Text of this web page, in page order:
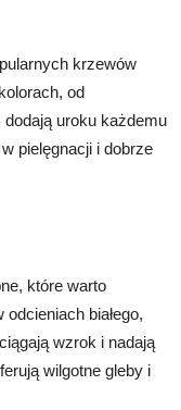
krzewów
od
uroku każdemu
pielęgnacji i dobrze
które warto
białego,
wzrok i nadają
wilgotne gleby i